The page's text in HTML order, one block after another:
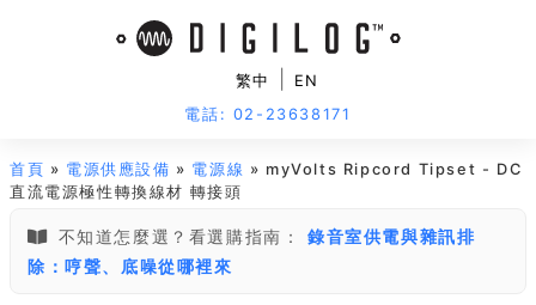
繁中
EN
電話: 02-23638171
首頁 » 電源供應設備 » 電源線 » myVolts Ripcord Tipset - DC
直流電源極性轉換線材 轉接頭
不知道怎麼選？看選購指南：
錄音室供電與雜訊排
除：哼聲、底噪從哪裡來